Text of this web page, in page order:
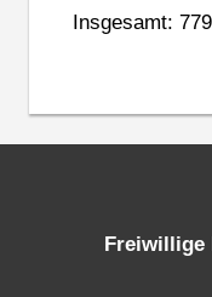
Insgesamt:
Freiwillige